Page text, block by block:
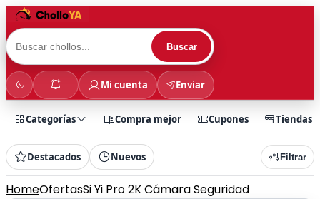
Buscar
Mi cuenta Enviar
Categorías Compra mejor Cupones Tiendas
Destacados Nuevos Filtrar
HomeOfertasSi Yi Pro 2K Cámara Seguridad